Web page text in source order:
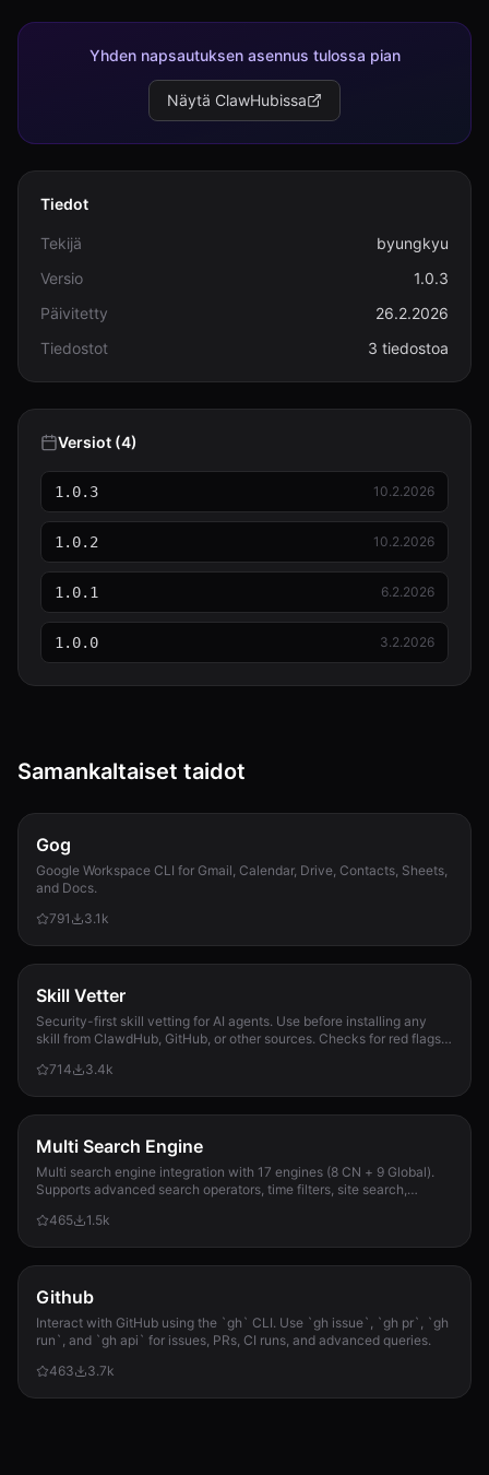
Yhden napsautuksen asennus tulossa pian
Näytä ClawHubissa
Tiedot
Tekijä
byungkyu
Versio
1.0.3
Päivitetty
26.2.2026
Tiedostot
3 tiedostoa
Versiot (4)
1.0.3 10.2.2026
1.0.2 10.2.2026
1.0.1 6.2.2026
1.0.0 3.2.2026
Samankaltaiset taidot
Gog
Google Workspace CLI for Gmail, Calendar, Drive, Contacts, Sheets,
and Docs.
791
3.1k
Skill Vetter
Security-first skill vetting for AI agents. Use before installing any
skill from ClawdHub, GitHub, or other sources. Checks for red flags,
714
3.4k
Multi Search Engine
Multi search engine integration with 17 engines (8 CN + 9 Global).
Supports advanced search operators, time filters, site search,
required.
465 1.5k
Github
Interact with GitHub using the `gh` CLI. Use `gh issue`, `gh pr`, `gh
run`, and `gh api` for issues, PRs, CI runs, and advanced queries.
463
3.7k